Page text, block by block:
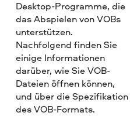
Desktop-Programme, die
das Abspielen von VOBs
unterstützen.
Nachfolgend finden Sie
einige Informationen
darüber, wie Sie VOB-
Dateien öffnen können,
und über die Spezifikation
des VOB-Formats.